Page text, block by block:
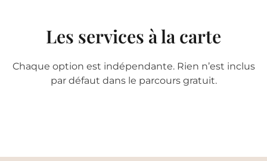
Les services à la carte
Chaque option est indépendante. Rien n’est inclus
par défaut dans le parcours gratuit.